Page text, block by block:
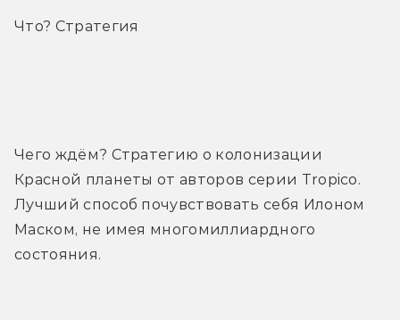
Что? Стратегия
Чего ждём? Стратегию о колонизации
Красной планеты от авторов серии Tropico.
Лучший способ почувствовать себя Илоном
Маском, не имея многомиллиардного
состояния.